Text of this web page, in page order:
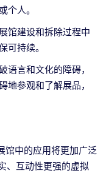
个人。
馆建设和拆除过程中
可持续。
语言和文化的障碍，
地参观和了解展品，
馆中的应用将更加广泛
、互动性更强的虚拟